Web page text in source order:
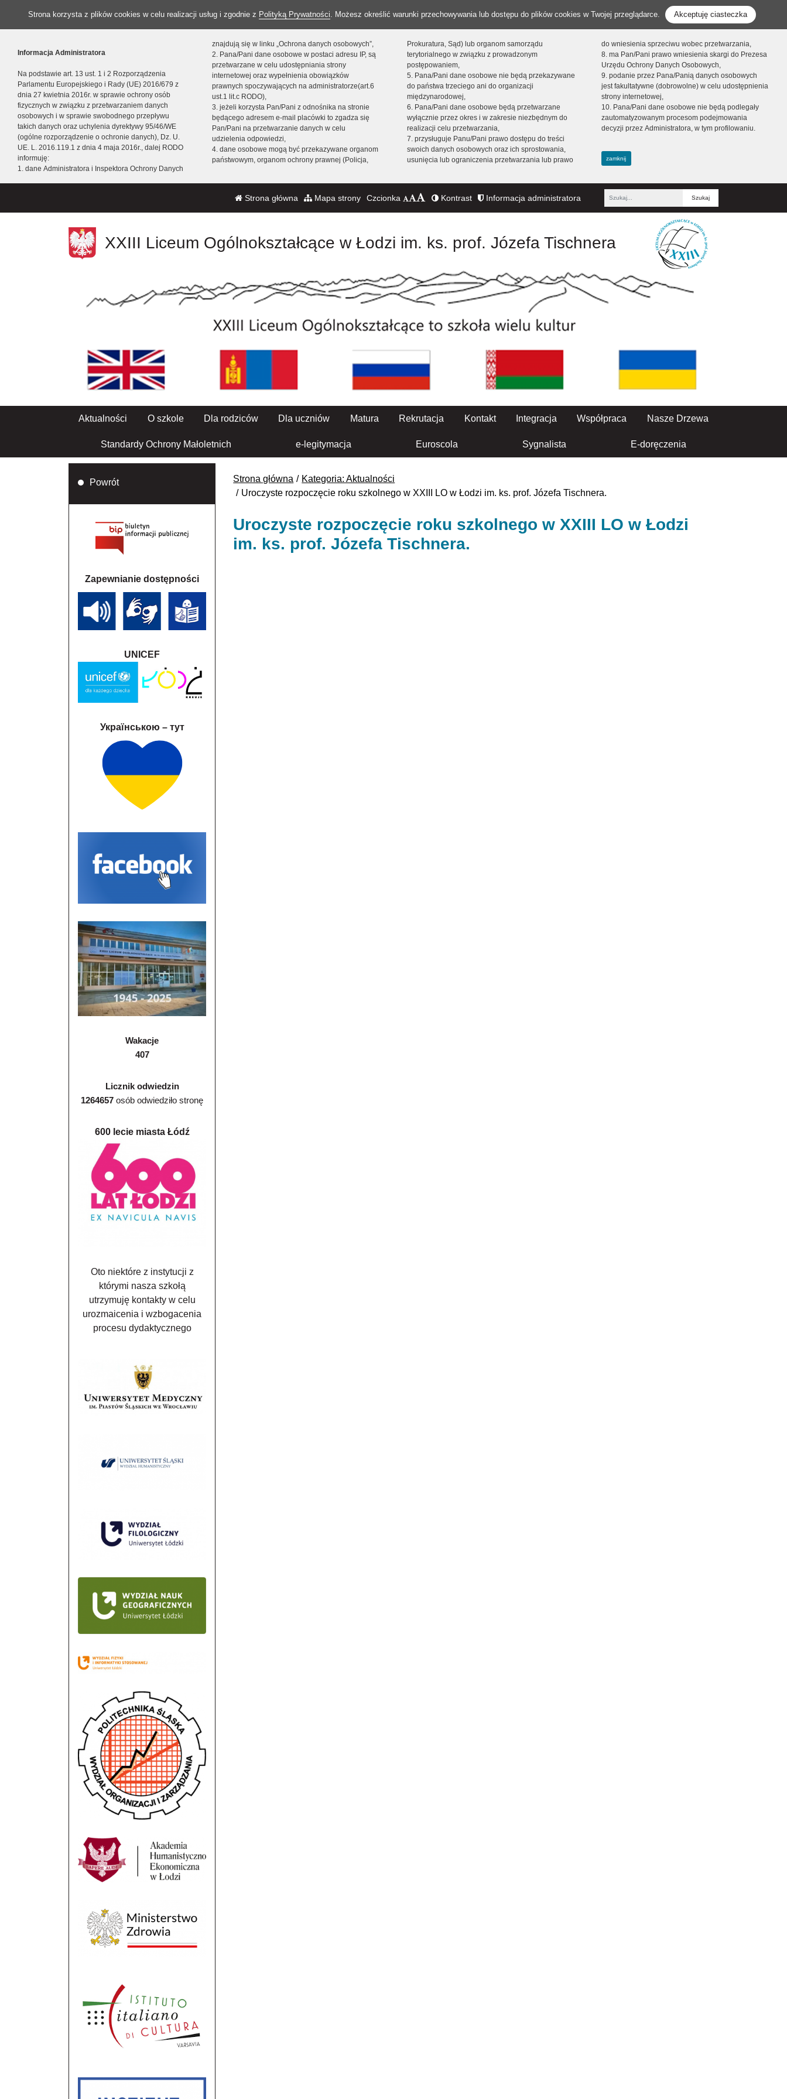
Strona korzysta z plików cookies w celu realizacji usług i zgodnie z Polityką Prywatności. Możesz określić warunki przechowywania lub dostępu do plików cookies w Twojej przeglądarce. Akceptuję ciasteczka
Informacja Administratora
Na podstawie art. 13 ust. 1 i 2 Rozporządzenia
Parlamentu Europejskiego i Rady (UE) 2016/679 z
dnia 27 kwietnia 2016r. w sprawie ochrony osób
fizycznych w związku z przetwarzaniem danych
osobowych i w sprawie swobodnego przepływu
takich danych oraz uchylenia dyrektywy 95/46/WE
(ogólne rozporządzenie o ochronie danych), Dz. U.
UE. L. 2016.119.1 z dnia 4 maja 2016r., dalej RODO
informuję:
1. dane Administratora i Inspektora Ochrony Danych
znajdują się w linku „Ochrona danych osobowych”,
2. Pana/Pani dane osobowe w postaci adresu IP, są
przetwarzane w celu udostępniania strony
internetowej oraz wypełnienia obowiązków
prawnych spoczywających na administratorze(art.6
ust.1 lit.c RODO),
3. jeżeli korzysta Pan/Pani z odnośnika na stronie
będącego adresem e-mail placówki to zgadza się
Pan/Pani na przetwarzanie danych w celu
udzielenia odpowiedzi,
4. dane osobowe mogą być przekazywane organom
państwowym, organom ochrony prawnej (Policja,
Prokuratura, Sąd) lub organom samorządu
terytorialnego w związku z prowadzonym
postępowaniem,
5. Pana/Pani dane osobowe nie będą przekazywane
do państwa trzeciego ani do organizacji
międzynarodowej,
6. Pana/Pani dane osobowe będą przetwarzane
wyłącznie przez okres i w zakresie niezbędnym do
realizacji celu przetwarzania,
7. przysługuje Panu/Pani prawo dostępu do treści
swoich danych osobowych oraz ich sprostowania,
usunięcia lub ograniczenia przetwarzania lub prawo
do wniesienia sprzeciwu wobec przetwarzania,
8. ma Pan/Pani prawo wniesienia skargi do Prezesa
Urzędu Ochrony Danych Osobowych,
9. podanie przez Pana/Panią danych osobowych
jest fakultatywne (dobrowolne) w celu udostępnienia
strony internetowej,
10. Pana/Pani dane osobowe nie będą podlegały
zautomatyzowanym procesom podejmowania
decyzji przez Administratora, w tym profilowaniu.
zamknij
Strona główna Mapa strony Czcionka Kontrast Informacja administratora
Fraza
XXIII Liceum Ogólnokształcące w Łodzi im. ks. prof. Józefa Tischnera
Aktualności O szkole Dla rodziców Dla uczniów Matura Rekrutacja Kontakt Integracja Współpraca Nasze Drzewa
Standardy Ochrony Małoletnich e-legitymacja Euroscola Sygnalista E-doręczenia
Strona główna
Kategoria: Aktualności
Uroczyste rozpoczęcie roku szkolnego w XXIII LO w Łodzi im. ks. prof. Józefa Tischnera.
Uroczyste rozpoczęcie roku szkolnego w XXIII LO w Łodzi
im. ks. prof. Józefa Tischnera.
Powrót
Zapewnianie dostępności
UNICEF
Українською – тут
Wakacje
407
Licznik odwiedzin
1264657 osób odwiedziło stronę
600 lecie miasta Łódź
Oto niektóre z instytucji z
którymi nasza szkołą
utrzymuję kontakty w celu
urozmaicenia i wzbogacenia
procesu dydaktycznego